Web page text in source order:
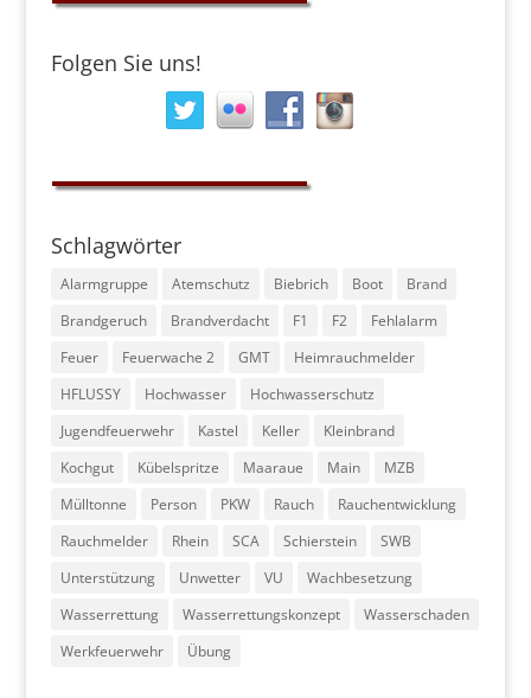
Folgen Sie uns!
Schlagwörter
Alarmgruppe Atemschutz Biebrich Boot
Brand
Brandgeruch
Brandverdacht F1 F2
Fehlalarm
Feuer
Feuerwache 2 GMT
Heimrauchmelder
HFLUSSY
Hochwasser
Hochwasserschutz
Jugendfeuerwehr
Kastel Keller
Kleinbrand
Kochgut
Kübelspritze Maaraue Main
MZB
Mülltonne
Person PKW Rauch
Rauchentwicklung
Rauchmelder
Rhein SCA Schierstein
SWB
Unterstützung
Unwetter VU
Wachbesetzung
Wasserrettung
Wasserrettungskonzept
Wasserschaden
Werkfeuerwehr
Übung